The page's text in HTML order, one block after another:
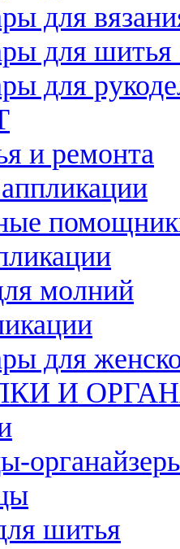
для
для
для
и ремонта
молний
для
И
шитья